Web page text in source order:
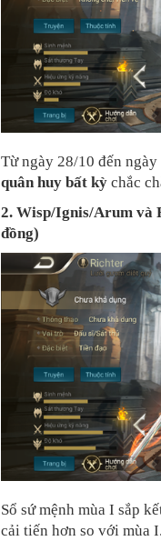
Từ ngày 28/10 đến
quân huy bất kỳ chắc
2. Wisp/Ignis/Arum và
đồng)
Sổ sứ mệnh mùa I sắp
cải tiến hơn so với mùa